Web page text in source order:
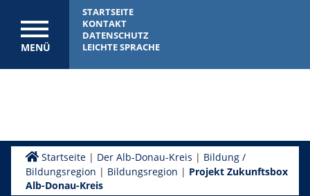
MENÜ
STARTSEITE
KONTAKT
DATENSCHUTZ
LEICHTE SPRACHE
Startseite| Der Alb-Donau-Kreis | Bildung /
Bildungsregion | Bildungsregion | Projekt Zukunftsbox
Alb-Donau-Kreis